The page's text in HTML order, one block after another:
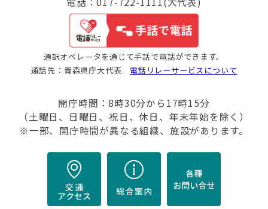
通訳オペレータを通じて手話で電話ができます。
通話先：青森県庁大代表 電話リレーサービスについて
開庁時間：8時30分から17時15分
（土曜日、日曜日、祝日、休日、年末年始を除く）
※一部、開庁時間が異なる組織、施設があります。